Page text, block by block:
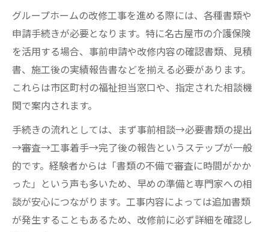
グループホームの改修工事を進める際には、各種書類や
申請手続きが必要となります。特に名古屋市の介護保険
を活用する場合、事前申請や改修内容の確認書類、見積
書、施工後の実績報告書などを揃える必要があります。
これらは市区町村の福祉担当窓口や、指定された相談機
関で案内されます。
手続きの流れとしては、まず事前相談→必要書類の提出
→審査→工事着手→完了後の報告というステップが一般
的です。経験者からは「書類の不備で審査に時間がかか
った」という声も多いため、早めの準備と専門家への相
談が安心につながります。工事内容によっては追加書類
が発生することもあるため、改修前に必ず詳細を確認し